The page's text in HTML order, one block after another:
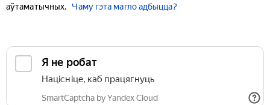
аўтаматычных.
Чаму гэта магло адбыцца?
Я не робат
Націсніце, каб працягнуць
SmartCaptcha by Yandex Cloud